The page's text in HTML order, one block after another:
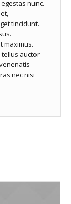
nunc.
tincidunt.
maximus.
auctor
nec nisi